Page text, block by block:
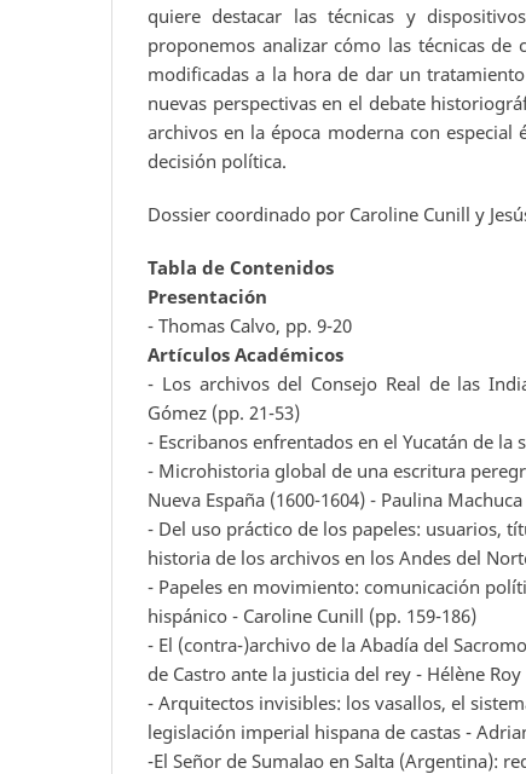
quiere destacar las técnicas y
proponemos analizar cómo las técnicas
modificadas a la hora de dar un
nuevas perspectivas en el debate
archivos en la época moderna con
decisión política.
Dossier coordinado por Caroline Cunill y
Tabla de Contenidos
Presentación
- Thomas Calvo, pp. 9-20
Artículos Académicos
- Los archivos del Consejo Real de las
Gómez (pp. 21-53)
- Escribanos enfrentados en el Yucatán de
- Microhistoria global de una escritura
Nueva España (1600-1604) - Paulina
- Del uso práctico de los papeles: usuarios,
historia de los archivos en los Andes del
- Papeles en movimiento: comunicación
hispánico - Caroline Cunill (pp. 159-186)
- El (contra-)archivo de la Abadía del
de Castro ante la justicia del rey - Hélène Roy
- Arquitectos invisibles: los vasallos, el
legislación imperial hispana de castas -
-El Señor de Sumalao en Salta (Argentina):